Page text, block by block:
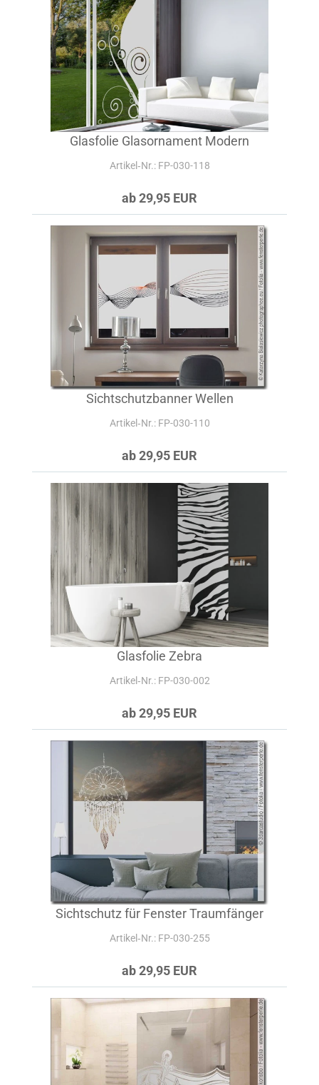
Glasfolie Glasornament Modern
Artikel‑Nr.: FP-030-118
ab 29,95 EUR
Sichtschutzbanner Wellen
Artikel‑Nr.: FP-030-110
ab 29,95 EUR
Glasfolie Zebra
Artikel‑Nr.: FP-030-002
ab 29,95 EUR
Sichtschutz für Fenster Traumfänger
Artikel‑Nr.: FP-030-255
ab 29,95 EUR